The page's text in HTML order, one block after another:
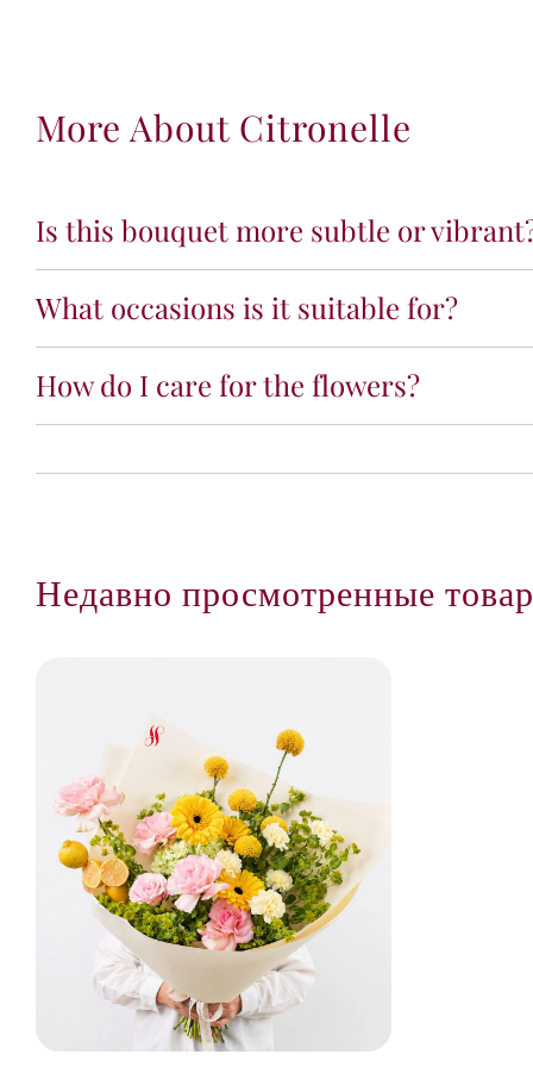
More About Citronelle
Is this bouquet more subtle or
What occasions is it suitable for?
How do I care for the flowers?
Недавно просмотренные